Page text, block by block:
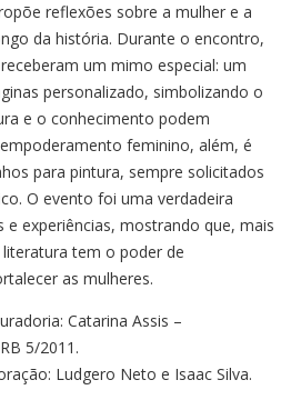
reflexões sobre a mulher e a
da história. Durante o encontro,
um mimo especial: um
personalizado, simbolizando o
e o conhecimento podem
feminino, além, é
para pintura, sempre solicitados
O evento foi uma verdadeira
e experiências, mostrando que, mais
tem o poder de
as mulheres.
Catarina Assis –
5/2011.
Ludgero Neto e Isaac Silva.